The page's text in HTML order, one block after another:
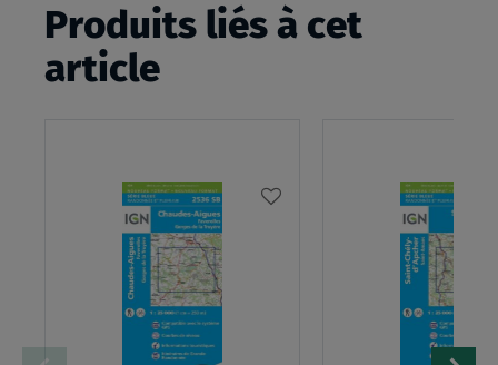
Produits liés à cet
article